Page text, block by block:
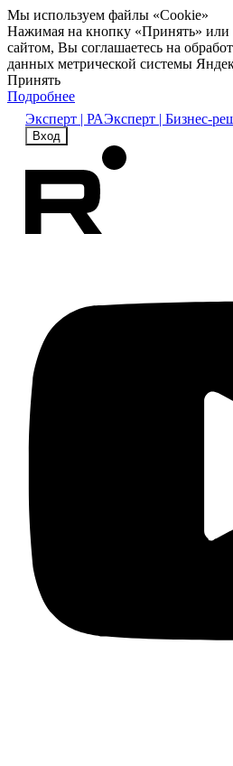
Мы используем файлы «Cookie»
Нажимая на кнопку «Принять» или
сайтом, Вы соглашаетесь на
данных метрической системы
Принять
Подробнее
Эксперт | РАЭксперт | Бизнес-
Вход